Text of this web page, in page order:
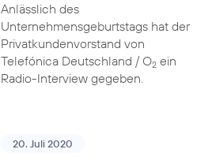
Anlässlich des
Unternehmensgeburtstags hat der
Privatkundenvorstand von
Telefónica Deutschland / O2ein
Radio-Interview gegeben.
20. Juli 2020